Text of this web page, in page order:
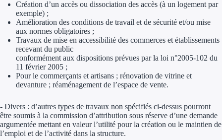
Aides Région
Aides Région
Aides Région
Outre-mer
Aides Région
Création d’un accès ou dissociation des accès (à un logement par
exemple) ;
Amélioration des conditions de travail et de sécurité et/ou mise
aux normes obligatoires ;
Travaux de mise en accessibilité des commerces et établissements
recevant du public
conformément aux dispositions prévues par la loi n°2005-102 du
11 février 2005 ;
Pour le commerçants et artisans ; rénovation de vitrine et
devanture ; réaménagement de l’espace de vente.
- Divers : d’autres types de travaux non spécifiés ci-dessus pourront
être soumis à la commission d’attribution sous réserve d’une demande
argumentée mettant en valeur l’utilité pour la création ou le maintien de
l’emploi et de l’activité dans la structure.